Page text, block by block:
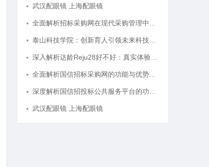
武汉配眼镜 上海配眼镜
武汉配眼镜 上海配眼镜